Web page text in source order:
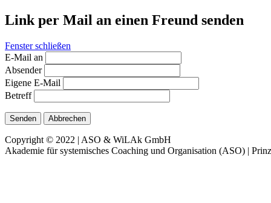
Link per Mail an einen Freund senden
Fenster schließen
E-Mail an
Absender
Eigene E-Mail
Betreff
Senden Abbrechen
Copyright © 2022 | ASO & WiLAk GmbH
Akademie für systemisches Coaching und Organisation (ASO) |